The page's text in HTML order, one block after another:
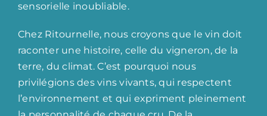
sensorielle inoubliable.
Chez Ritournelle, nous croyons que le vin doit
raconter une histoire, celle du vigneron, de la
terre, du climat. C’est pourquoi nous
privilégions des vins vivants, qui respectent
l’environnement et qui expriment pleinement